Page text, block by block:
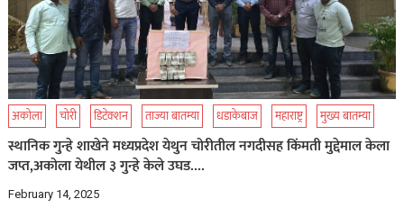
अकोला चोरी डिटेक्शन ताज्या बातम्या धडाकेबाज महाराष्ट्र मुख्य बातम्या
स्थानिक गुन्हे शाखेने मध्यप्रदेश येथुन चोरीतील नगदीसह किंमती मुद्देमाल केला
जप्त,अकोला येथील ३ गुन्हे केले उघड….
February 14, 2025